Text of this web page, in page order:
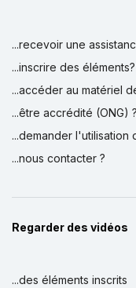
...recevoir une
...inscrire des éléments?
...accéder au matériel
...être accrédité (ONG) ?
...demander l'utilisation
...nous contacter ?
Regarder des vidéos
...des éléments inscrits